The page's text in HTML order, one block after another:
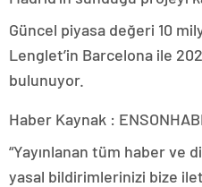
Güncel piyasa değeri 10
Lenglet’in Barcelona ile
bulunuyor.
Haber Kaynak :
“Yayınlanan tüm haber ve
yasal bildirimlerinizi bize